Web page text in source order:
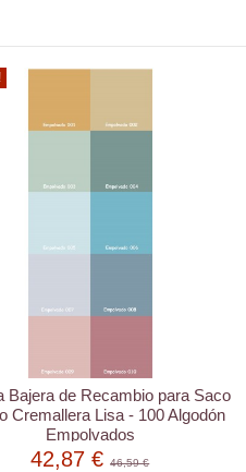
Bajera de Recambio para Saco
Cremallera Lisa - 100 Algodón
Empolvados
42,87 €46,59 €